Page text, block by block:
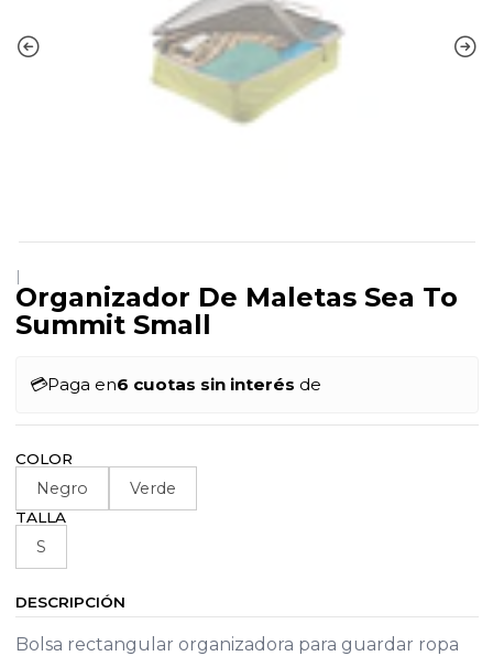
|
Organizador De Maletas Sea To
Summit Small
💳Paga en6 cuotas sin interés de
COLOR
Negro Verde
TALLA
S
DESCRIPCIÓN
Bolsa rectangular organizadora para guardar ropa